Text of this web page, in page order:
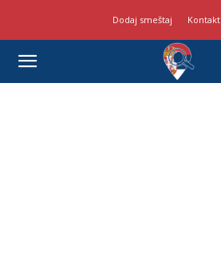
Dodaj smeštaj Kontakt